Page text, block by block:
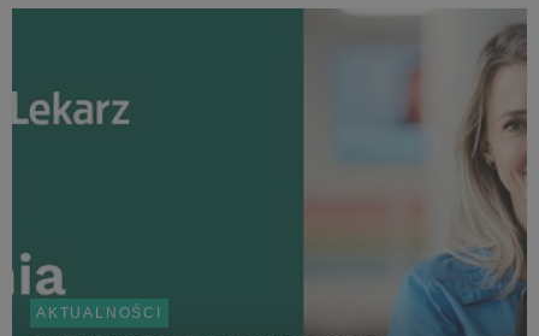
mazowieckiego, a najczęściej poszukiwaną grupą byli
AKTUALNOŚCI